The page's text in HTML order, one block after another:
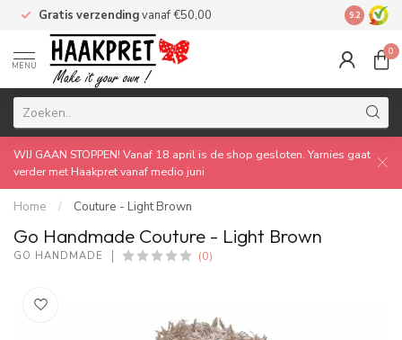
Gratis verzendingvanaf €50,00 Made by
9.2
MENU
0
WIJ GAAN STOPPEN! Vanaf 18 april is de shop gesloten. Yarnies gaat
verder met Haakpret vanaf medio juni
Home / Couture - Light Brown
Go Handmade Couture - Light Brown
GO HANDMADE (0)